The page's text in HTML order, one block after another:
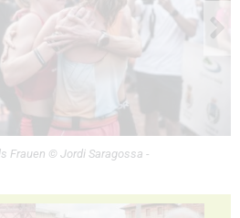
Frauen © Jordi Saragossa -